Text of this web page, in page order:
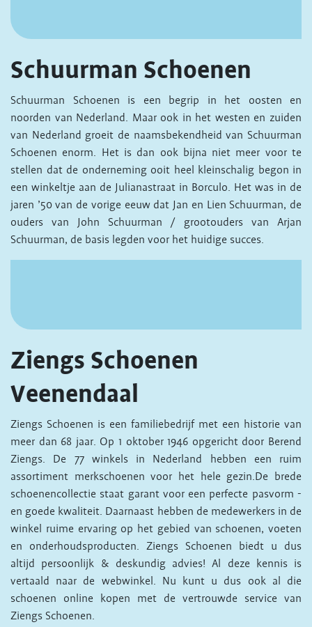
Schuurman Schoenen
Schuurman Schoenen is een begrip in het oosten en
noorden van Nederland. Maar ook in het westen en zuiden
van Nederland groeit de naamsbekendheid van Schuurman
Schoenen enorm. Het is dan ook bijna niet meer voor te
stellen dat de onderneming ooit heel kleinschalig begon in
een winkeltje aan de Julianastraat in Borculo. Het was in de
jaren ’50 van de vorige eeuw dat Jan en Lien Schuurman, de
ouders van John Schuurman / grootouders van Arjan
Schuurman, de basis legden voor het huidige succes.
Ziengs Schoenen
Veenendaal
Ziengs Schoenen is een familiebedrijf met een historie van
meer dan 68 jaar. Op 1 oktober 1946 opgericht door Berend
Ziengs. De 77 winkels in Nederland hebben een ruim
assortiment merkschoenen voor het hele gezin.De brede
schoenencollectie staat garant voor een perfecte pasvorm -
en goede kwaliteit. Daarnaast hebben de medewerkers in de
winkel ruime ervaring op het gebied van schoenen, voeten
en onderhoudsproducten. Ziengs Schoenen biedt u dus
altijd persoonlijk & deskundig advies! Al deze kennis is
vertaald naar de webwinkel. Nu kunt u dus ook al die
schoenen online kopen met de vertrouwde service van
Ziengs Schoenen.